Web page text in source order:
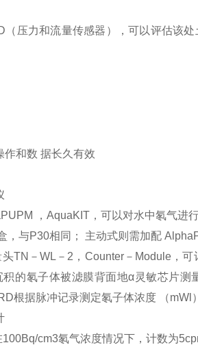
（压力和流量传感器），可以评估该
作和数 据长久有效
，AquaKIT，可以对水中氡气进
，与P30相同； 主动式则需加配
TN－WL－2，Counter－Module，
的氡子体被滤膜背面地α灵敏芯片
根据脉冲记录测定氡子体浓度 （
cm3氡气浓度情况下，计数为